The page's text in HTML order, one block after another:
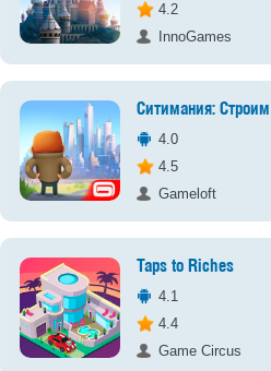
4.2
InnoGames
Ситимания:
4.0
4.5
Gameloft
Taps to Riches
4.1
4.4
Game Circus